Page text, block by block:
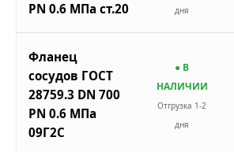
PN 0.6 МПа ст.20
дня
Фланец
сосудов ГОСТ
28759.3 DN 700
PN 0.6 МПа
09Г2С
● В
НАЛИЧИИ
Отгрузка 1-2
дня